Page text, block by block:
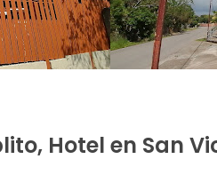
Hotel en San